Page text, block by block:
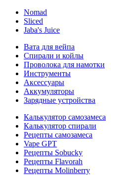
Nomad
Sliced
Jaba's Juice
Вата для вейпа
Спирали и койлы
Проволока для намотки
Инструменты
Аксесcуары
Аккумуляторы
Зарядные устройства
Калькулятор самозамеса
Калькулятор спирали
Рецепты самозамеса
Vape GPT
Рецепты Sobucky
Рецепты Flavorah
Рецепты Molinberry